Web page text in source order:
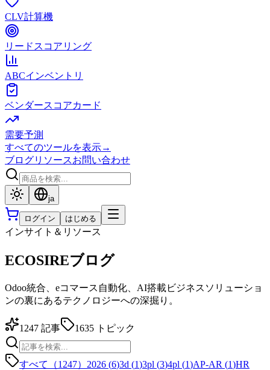
CLV計算機
リードスコアリング
ABCインベントリ
ベンダースコアカード
需要予測
すべてのツールを表示→
ブログリソースお問い合わせ
ja
ログイン はじめる
インサイト＆リソース
ECOSIREブログ
Odoo統合、eコマース自動化、AI搭載ビジネスソリューショ
ンの裏にあるテクノロジーへの深掘り。
1247 記事 1635 トピック
すべて（1247） 2026 (6)3d (1)3pl (3)4pl (1)AP-AR (1)HR